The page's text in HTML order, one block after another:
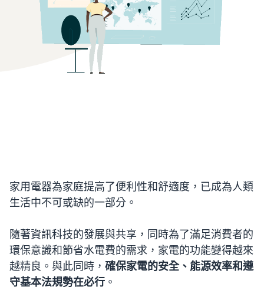
家用電器為家庭提高了便利性和舒適度，已成為人類
生活中不可或缺的一部分。
隨著資訊科技的發展與共享，同時為了滿足消費者的
環保意識和節省水電費的需求，家電的功能變得越來
越精良。與此同時， 確保家電的安全、能源效率和遵
守基本法規勢在必行 。